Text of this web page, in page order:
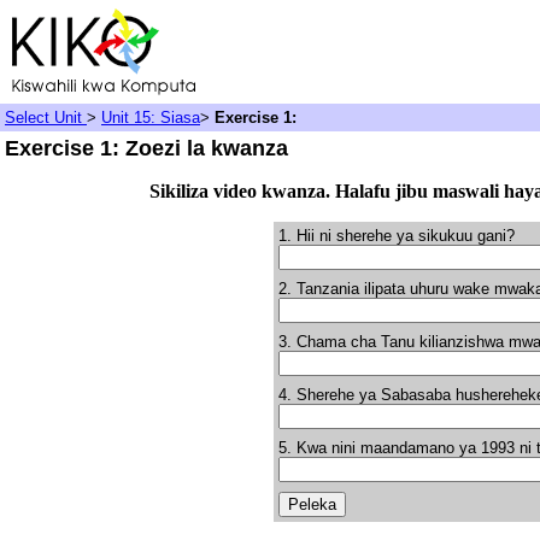
Select Unit > Unit 15: Siasa> Exercise 1:
Exercise 1: Zoezi la kwanza
Sikiliza video kwanza. Halafu jibu maswali
1. Hii ni sherehe ya sikukuu gani?
2. Tanzania ilipata uhuru wake
3. Chama cha Tanu kilianzishwa
4. Sherehe ya Sabasaba
5. Kwa nini maandamano ya 1993 ni